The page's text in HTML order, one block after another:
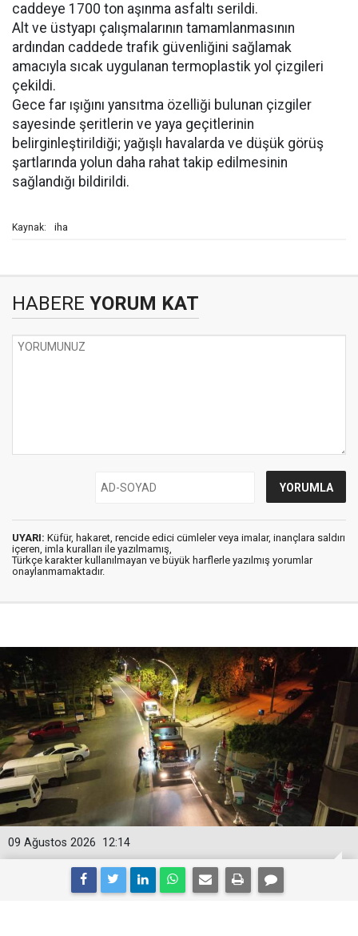
caddeye 1700 ton aşınma asfaltı serildi.
Alt ve üstyapı çalışmalarının tamamlanmasının
ardından caddede trafik güvenliğini sağlamak
amacıyla sıcak uygulanan termoplastik yol çizgileri
çekildi.
Gece far ışığını yansıtma özelliği bulunan çizgiler
sayesinde şeritlerin ve yaya geçitlerinin
belirginleştirildiği; yağışlı havalarda ve düşük görüş
şartlarında yolun daha rahat takip edilmesinin
sağlandığı bildirildi.
Kaynak: iha
HABERE YORUM KAT
UYARI: Küfür, hakaret, rencide edici cümleler veya imalar, inançlara saldırı
içeren, imla kuralları ile yazılmamış,
Türkçe karakter kullanılmayan ve büyük harflerle yazılmış yorumlar
onaylanmamaktadır.
12:14
09 Ağustos 2026